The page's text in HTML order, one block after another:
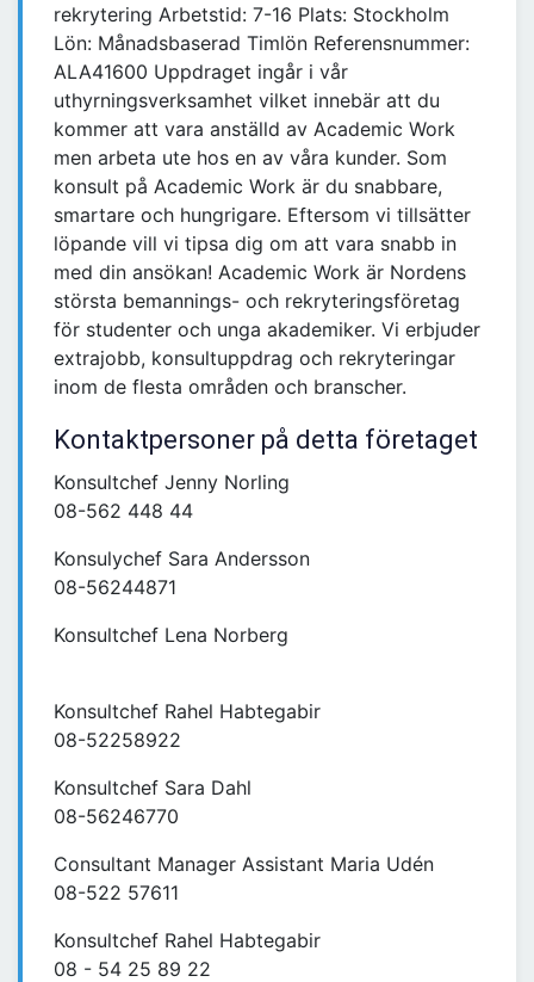
rekrytering Arbetstid: 7-16 Plats: Stockholm
Lön: Månadsbaserad Timlön Referensnummer:
ALA41600 Uppdraget ingår i vår
uthyrningsverksamhet vilket innebär att du
kommer att vara anställd av Academic Work
men arbeta ute hos en av våra kunder. Som
konsult på Academic Work är du snabbare,
smartare och hungrigare. Eftersom vi tillsätter
löpande vill vi tipsa dig om att vara snabb in
med din ansökan! Academic Work är Nordens
största bemannings- och rekryteringsföretag
för studenter och unga akademiker. Vi erbjuder
extrajobb, konsultuppdrag och rekryteringar
inom de flesta områden och branscher.
Kontaktpersoner på detta företaget
Konsultchef Jenny Norling
08-562 448 44
Konsulychef Sara Andersson
08-56244871
Konsultchef Lena Norberg
Konsultchef Rahel Habtegabir
08-52258922
Konsultchef Sara Dahl
08-56246770
Consultant Manager Assistant Maria Udén
08-522 57611
Konsultchef Rahel Habtegabir
08 - 54 25 89 22